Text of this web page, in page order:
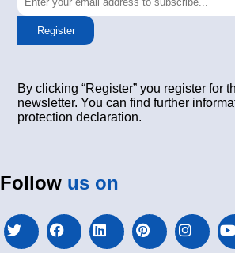
Register
By clicking “Register” you register for
newsletter. You can find further
protection declaration.
Follow us on